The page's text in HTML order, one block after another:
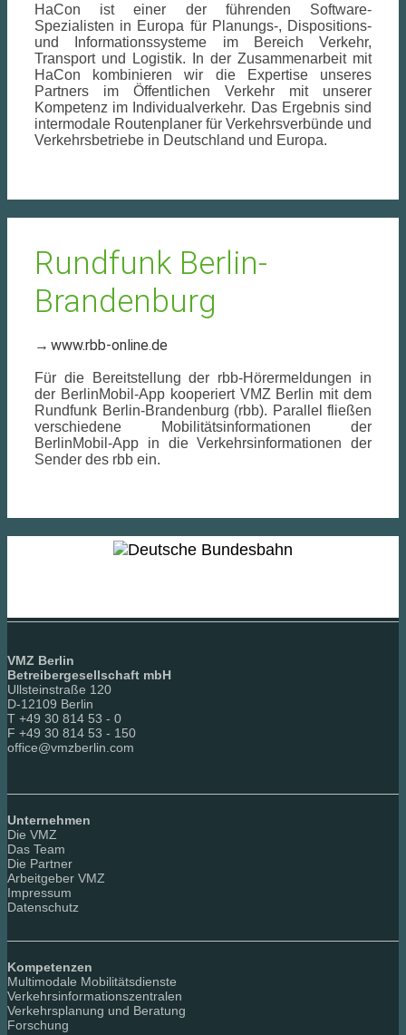
HaCon ist einer der führenden Software-
Spezialisten in Europa für Planungs-, Dispositions-
und Informationssysteme im Bereich Verkehr,
Transport und Logistik. In der Zusammenarbeit mit
HaCon kombinieren wir die Expertise unseres
Partners im Öffentlichen Verkehr mit unserer
Kompetenz im Individualverkehr. Das Ergebnis sind
intermodale Routenplaner für Verkehrsverbünde und
Verkehrsbetriebe in Deutschland und Europa.
Rundfunk Berlin-
Brandenburg
www.rbb-online.de
Für die Bereitstellung der rbb-Hörermeldungen in
der BerlinMobil-App kooperiert VMZ Berlin mit dem
Rundfunk Berlin-Brandenburg (rbb). Parallel fließen
verschiedene Mobilitätsinformationen der
BerlinMobil-App in die Verkehrsinformationen der
Sender des rbb ein.
VMZ Berlin
Betreibergesellschaft mbH
Ullsteinstraße 120
D-12109 Berlin
T +49 30 814 53 - 0
F +49 30 814 53 - 150
office@vmzberlin.com
Unternehmen
Die VMZ
Das Team
Die Partner
Arbeitgeber VMZ
Impressum
Datenschutz
Kompetenzen
Multimodale Mobilitätsdienste
Verkehrsinformationszentralen
Verkehrsplanung und Beratung
Forschung